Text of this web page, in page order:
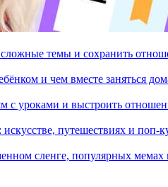
темы и сохранить
и чем вместе заняться
с уроками и выстроить
путешествиях и поп-
сленге, популярных мемах